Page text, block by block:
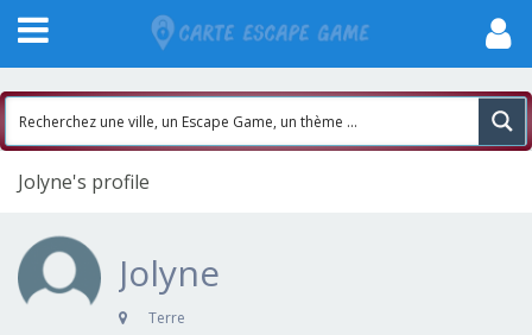
Jolyne's profile
Jolyne
Terre